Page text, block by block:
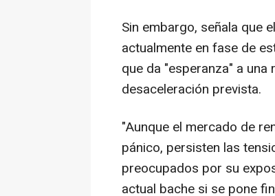
Sin embargo, señala que
actualmente en fase de
que da "esperanza" a
desaceleración prevista.
"Aunque el mercado de
pánico, persisten las
preocupados por su
actual bache si se pone